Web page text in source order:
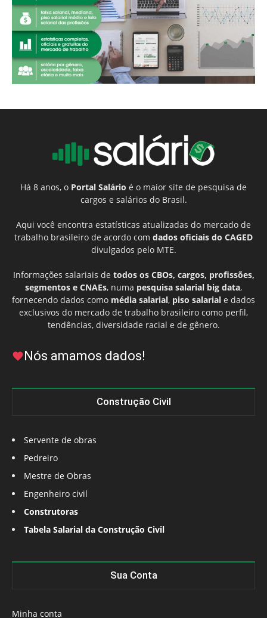
Há 8 anos, o Portal Salário é o maior site de pesquisa de
cargos e salários do Brasil.
Aqui você encontra estatísticas atualizadas do mercado de
trabalho brasileiro de acordo com dados oficiais do CAGED
divulgados pelo MTE.
Informações salariais de todos os CBOs, cargos, profissões,
segmentos e CNAEs, numa pesquisa salarial big data,
fornecendo dados como média salarial, piso salarial e dados
exclusivos do mercado de trabalho brasileiro como perfil,
tendências, diversidade racial e de gênero.
Nós amamos dados!
Construção Civil
Servente de obras
Pedreiro
Mestre de Obras
Engenheiro civil
Construtoras
Tabela Salarial da Construção Civil
Sua Conta
Minha conta